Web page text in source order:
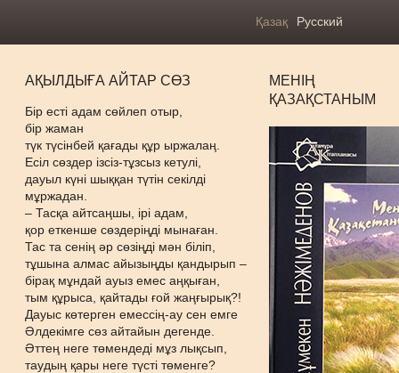
Қазақ Русский
АҚЫЛДЫҒА АЙТАР СӨЗ
Бір есті адам сөйлеп отыр,
бір жаман
түк түсінбей қағады құр ыржалаң.
Есіл сөздер ізсіз-тұзсыз кетулі,
дауыл күні шыққан түтін секілді
мұржадан.
– Тасқа айтсаңшы, ірі адам,
қор еткенше сөздеріңді мынаған.
Тас та сенің әр сөзіңді мән біліп,
тұшына алмас айызыңды қандырып –
бірақ мұндай ауыз емес аңқыған,
тым құрыса, қайтады ғой жаңғырық?!
Дауыс көтерген емессің-ау сен емге
Әлдекімге сөз айтайын дегенде.
Әттең неге төмендеді мұз лықсып,
таудың қары неге түсті төменге?
МЕНІҢ
ҚАЗАҚСТАНЫМ